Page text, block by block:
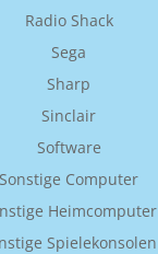
Radio Shack
Sega
Sharp
Sinclair
Software
Sonstige Computer
Heimcomputer
Spielekonsolen